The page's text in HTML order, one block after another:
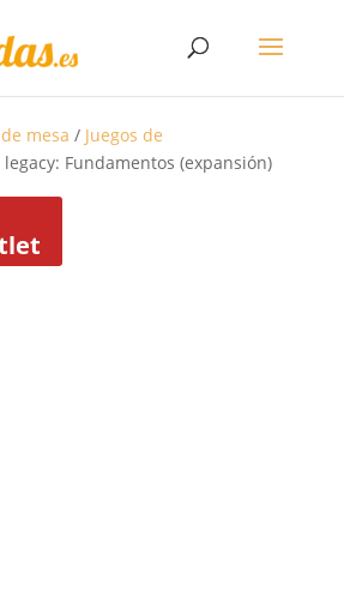
mesa / Juegos de
Fundamentos (expansión)